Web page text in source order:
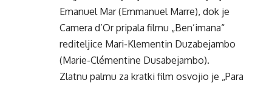
Emanuel Mar (Emmanuel Marre), dok je
Camera d’Or pripala filmu „Ben’imana“
rediteljice Mari-Klementin Duzabejambo
(Marie-Clémentine Dusabejambo).
Zlatnu palmu za kratki film osvojio je „Para